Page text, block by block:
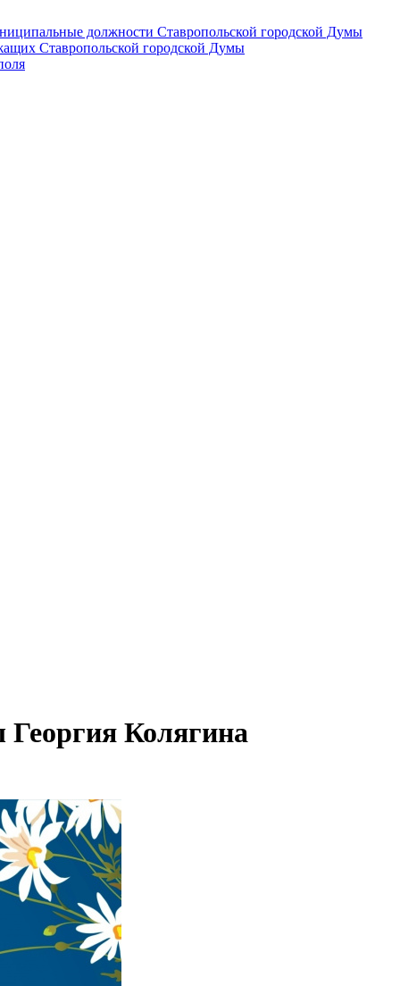
должности Ставропольской городской Думы
Ставропольской городской Думы
Георгия Колягина